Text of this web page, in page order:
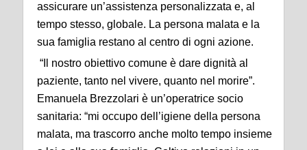
assicurare un’assistenza personalizzata e, al
tempo stesso, globale. La persona malata e la
sua famiglia restano al centro di ogni azione.
“Il nostro obiettivo comune è dare dignità al
paziente, tanto nel vivere, quanto nel morire”.
Emanuela Brezzolari è un’operatrice socio
sanitaria: “mi occupo dell’igiene della persona
malata, ma trascorro anche molto tempo insieme